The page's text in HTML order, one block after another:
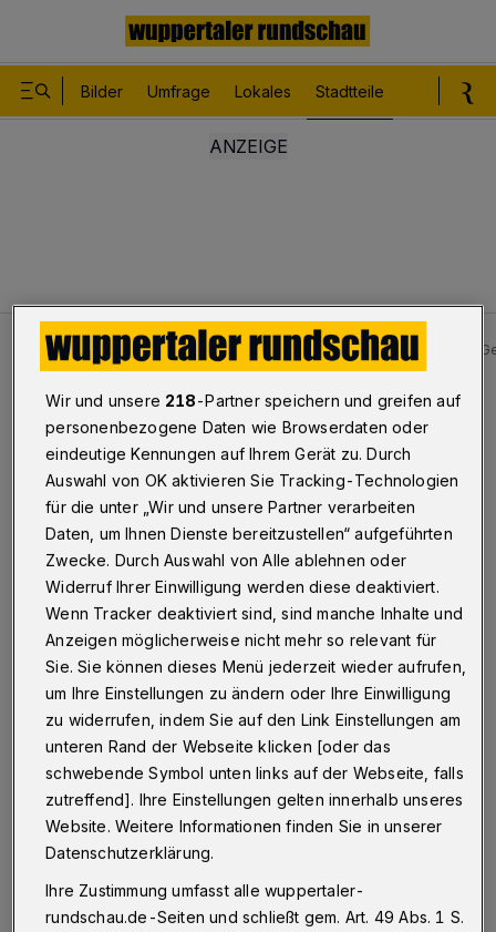
Bilder Umfrage Lokales Stadtteile
Stadtteile Vohwinkel - Sonnborn Ein stechender
Ein stechender Geruch
Wuppertal·Fahrgäste der Wuppertaler Schwebebahn
haben am Mittwoch (23. November 2016) im Bahnhof
Bruch über Atemwegsreizungen und einen stechenden
Geruch geklagt.
23.11.2016 , 17:04 Uhr Eine Minute Lesezeit
Der Betrieb der Schwebebahn wurde kurzzeitig
eingestellt und der Bahnhof gesperrt, die
Wir und unsere 218-Partner speichern und greifen auf
personenbezogene Daten wie Browserdaten oder
eindeutige Kennungen auf Ihrem Gerät zu. Durch
Auswahl von OK aktivieren Sie Tracking-Technologien
für die unter „Wir und unsere Partner verarbeiten
Daten, um Ihnen Dienste bereitzustellen“ aufgeführten
Zwecke. Durch Auswahl von Alle ablehnen oder
Widerruf Ihrer Einwilligung werden diese deaktiviert.
Wenn Tracker deaktiviert sind, sind manche Inhalte und
Anzeigen möglicherweise nicht mehr so relevant für
Sie. Sie können dieses Menü jederzeit wieder aufrufen,
um Ihre Einstellungen zu ändern oder Ihre Einwilligung
zu widerrufen, indem Sie auf den Link Einstellungen am
unteren Rand der Webseite klicken [oder das
schwebende Symbol unten links auf der Webseite, falls
zutreffend]. Ihre Einstellungen gelten innerhalb unseres
Website. Weitere Informationen finden Sie in unserer
Datenschutzerklärung.
Ihre Zustimmung umfasst alle wuppertaler-
rundschau.de-Seiten und schließt gem. Art. 49 Abs. 1 S.